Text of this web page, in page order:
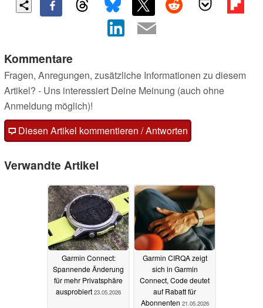
Kommentare
Fragen, Anregungen, zusätzliche Informationen zu diesem
Artikel? - Uns interessiert Deine Meinung (auch ohne
Anmeldung möglich)!
Diesen Artikel kommentieren / Antworten
Verwandte Artikel
Garmin Connect:
Spannende Änderung
für mehr Privatsphäre
ausprobiert 23.05.2026
Garmin CIRQA zeigt
sich in Garmin
Connect, Code deutet
auf Rabatt für
Abonnenten 21.05.2026